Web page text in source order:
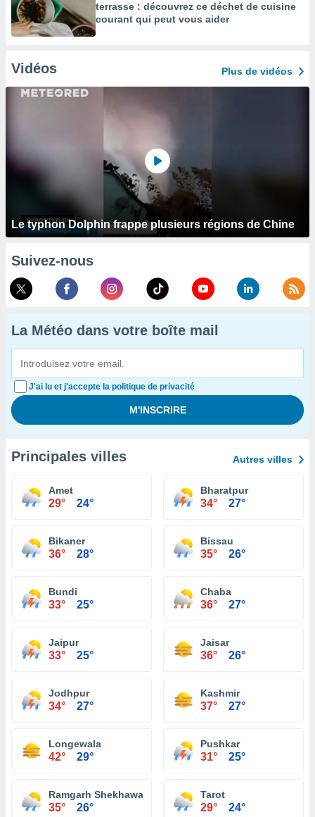
terrasse : découvrez ce déchet de cuisine
courant qui peut vous aider
Vidéos Plus de vidéos
Le typhon Dolphin frappe plusieurs régions de Chine
Suivez-nous
La Météo dans votre boîte mail
J'ai lu et j'accepte la politique de privacité
Principales villes Autres villes
Amet
29° 24°
Bharatpur
34° 27°
Bikaner
36° 28°
Bissau
35° 26°
Bundi
33° 25°
Chaba
36° 27°
Jaipur
33° 25°
Jaisar
36° 26°
Jodhpur
34° 27°
Kashmir
37° 27°
Longewala
42° 29°
Pushkar
31° 25°
Ramgarh Shekhawati
35° 26°
Tarot
29° 24°